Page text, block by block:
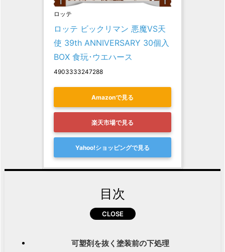
ロッテ
ロッテ ビックリマン 悪魔VS天
使 39th ANNIVERSARY 30個入
BOX 食玩･ウエハース
4903333247288
Amazonで見る
楽天市場で見る
Yahoo!ショッピングで見る
目次
可塑剤を抜く塗装前の下処理